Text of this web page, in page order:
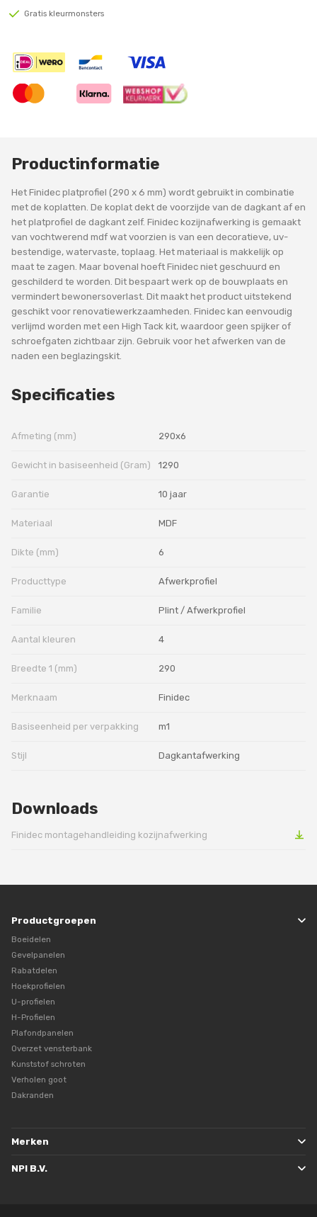
Gratis kleurmonsters
Productinformatie
Het Finidec platprofiel (290 x 6 mm) wordt gebruikt in combinatie
met de koplatten. De koplat dekt de voorzijde van de dagkant af en
het platprofiel de dagkant zelf. Finidec kozijnafwerking is gemaakt
van vochtwerend mdf wat voorzien is van een decoratieve, uv-
bestendige, watervaste, toplaag. Het materiaal is makkelijk op
maat te zagen. Maar bovenal hoeft Finidec niet geschuurd en
geschilderd te worden. Dit bespaart werk op de bouwplaats en
vermindert bewonersoverlast. Dit maakt het product uitstekend
geschikt voor renovatiewerkzaamheden. Finidec kan eenvoudig
verlijmd worden met een High Tack kit, waardoor geen spijker of
schroefgaten zichtbaar zijn. Gebruik voor het afwerken van de
naden een beglazingskit.
Specificaties
Afmeting (mm) 290x6
Gewicht in basiseenheid (Gram) 1290
Garantie 10 jaar
Materiaal MDF
Dikte (mm) 6
Producttype Afwerkprofiel
Familie Plint / Afwerkprofiel
Aantal kleuren 4
Breedte 1 (mm) 290
Merknaam Finidec
Basiseenheid per verpakking m1
Stijl Dagkantafwerking
Downloads
Finidec montagehandleiding kozijnafwerking
Productgroepen
Boeidelen
Gevelpanelen
Rabatdelen
Hoekprofielen
U-profielen
H-Profielen
Plafondpanelen
Overzet vensterbank
Kunststof schroten
Verholen goot
Dakranden
Merken
NPI B.V.